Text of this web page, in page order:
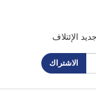
الإئتلاف
الاشتراك